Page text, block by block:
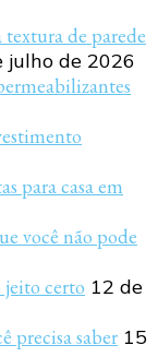
textura de parede
julho de 2026
para casa em
você não pode
jeito certo 12 de
precisa saber 15